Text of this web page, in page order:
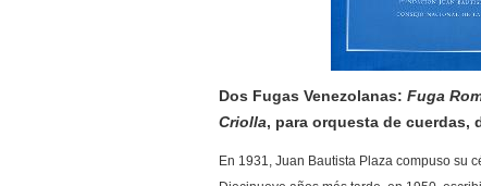
Dos Fugas Venezolanas: Fuga
Criolla, para orquesta de cuerdas,
En 1931, Juan Bautista Plaza compuso su